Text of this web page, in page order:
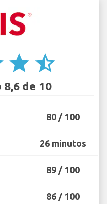
star star_half
de 10
80 / 100
26 minutos
89 / 100
86 / 100